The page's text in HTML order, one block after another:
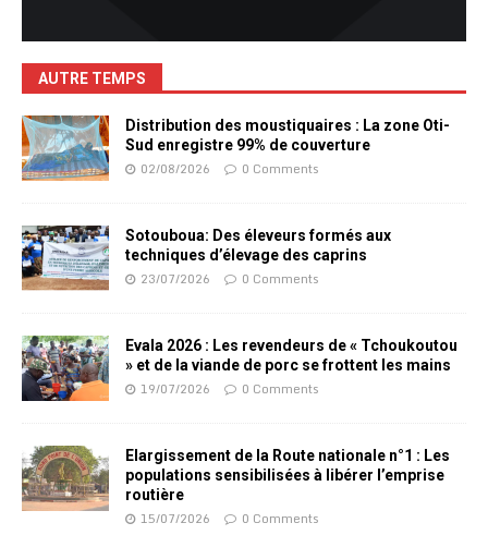
AUTRE TEMPS
Distribution des moustiquaires : La zone Oti-
Sud enregistre 99% de couverture
02/08/2026 0 Comments
Sotouboua: Des éleveurs formés aux
techniques d’élevage des caprins
23/07/2026 0 Comments
Evala 2026 : Les revendeurs de « Tchoukoutou
» et de la viande de porc se frottent les mains
19/07/2026 0 Comments
Elargissement de la Route nationale n°1 : Les
populations sensibilisées à libérer l’emprise
routière
15/07/2026 0 Comments